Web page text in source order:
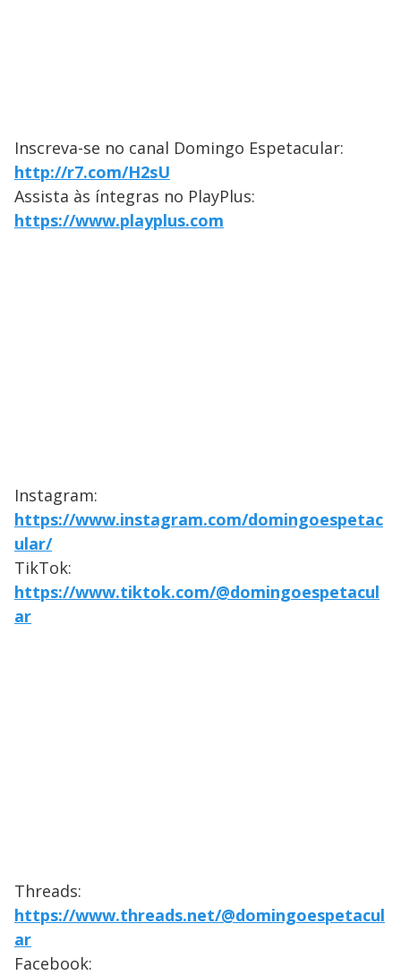
Inscreva-se no canal Domingo Espetacular:
http://r7.com/H2sU
Assista às íntegras no PlayPlus:
https://www.playplus.com
Instagram:
https://www.instagram.com/domingoespetac
ular/
TikTok:
https://www.tiktok.com/@domingoespetacul
ar
Threads:
https://www.threads.net/@domingoespetacul
ar
Facebook: